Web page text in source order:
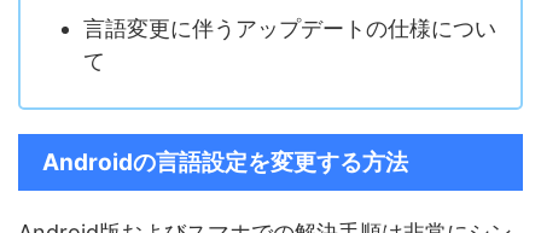
言語変更に伴うアップデートの仕様につい
て
Androidの言語設定を変更する方法